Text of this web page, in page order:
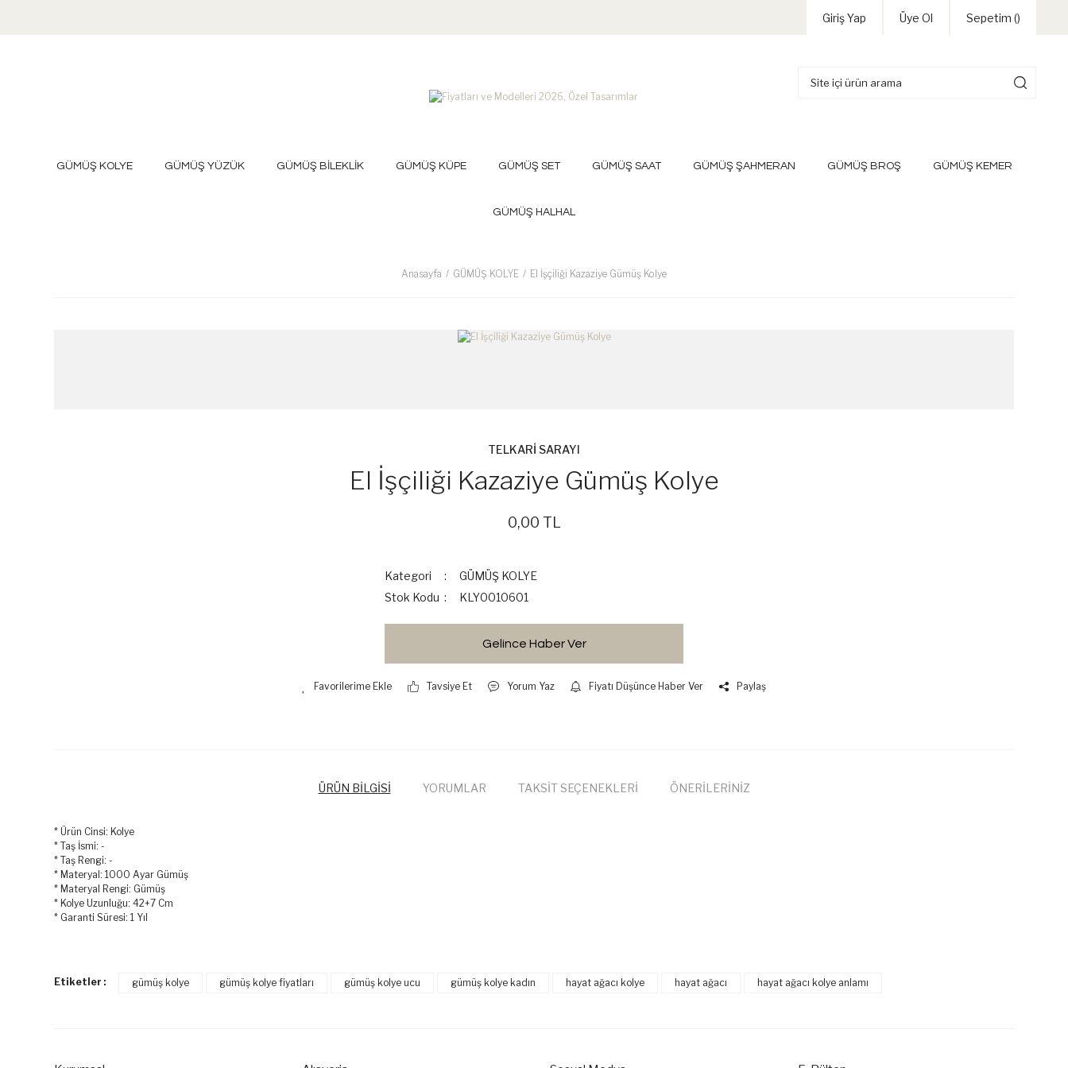
Giriş Yap Üye Ol Sepetim ()
GÜMÜŞ KOLYE GÜMÜŞ YÜZÜK GÜMÜŞ BİLEKLİK GÜMÜŞ KÜPE GÜMÜŞ SET GÜMÜŞ SAAT GÜMÜŞ ŞAHMERAN GÜMÜŞ BROŞ GÜMÜŞ KEMER
GÜMÜŞ HALHAL
Anasayfa GÜMÜŞ KOLYE El İşçiliği Kazaziye Gümüş Kolye
TELKARİ SARAYI
El İşçiliği Kazaziye Gümüş Kolye
0,00 TL
Kategori
GÜMÜŞ KOLYE
Stok Kodu
KLY0010601
Gelince Haber Ver
Tavsiye Et Yorum Yaz Fiyatı Düşünce Haber Ver Paylaş
ÜRÜN BİLGİSİ YORUMLAR TAKSİT SEÇENEKLERİ ÖNERİLERİNİZ
* Ürün Cinsi: Kolye
* Taş İsmi: -
* Taş Rengi: -
* Materyal: 1000 Ayar Gümüş
* Materyal Rengi: Gümüş
* Kolye Uzunluğu: 42+7 Cm
* Garanti Süresi: 1 Yıl
Etiketler : gümüş kolye gümüş kolye fiyatları gümüş kolye ucu gümüş kolye kadın hayat ağacı kolye hayat ağacı hayat ağacı kolye anlamı